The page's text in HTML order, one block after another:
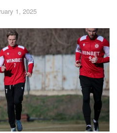
1, 2025